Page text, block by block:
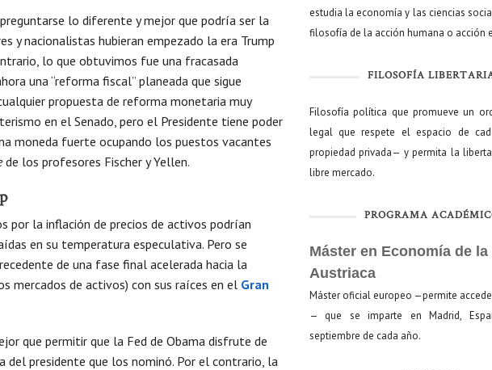
lo diferente y mejor que podría ser la
y nacionalistas hubieran empezado la era Trump
lo que obtuvimos fue una fracasada
una “reforma fiscal” planeada que sigue
propuesta de reforma monetaria muy
en el Senado, pero el Presidente tiene poder
moneda fuerte ocupando los puestos vacantes
de los profesores Fischer y Yellen.
por la inflación de precios de activos podrían
en su temperatura especulativa. Pero se
de una fase final acelerada hacia la
mercados de activos) con sus raíces en el Gran
que permitir que la Fed de Obama disfrute de
del presidente que los nominó. Por el contrario, la
estudia la economía y las ciencias
filosofía de la acción humana o acción
FILOSOFÍA
Filosofía política que promueve un
legal que respete el espacio de
propiedad privada— y permita la
libre mercado.
PROGRAMA
Máster en Economía de la
Austriaca
Máster oficial europeo —permite
— que se imparte en Madrid,
septiembre de cada año.